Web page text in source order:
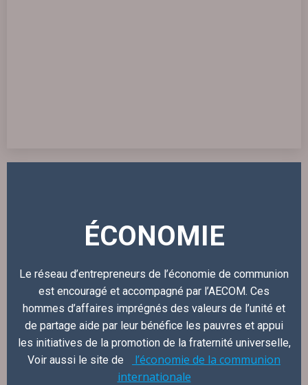
ÉCONOMIE
Le réseau d’entrepreneurs de l’économie de communion
est encouragé et accompagné par l’AECOM. Ces
hommes d’affaires imprégnés des valeurs de l’unité et
de partage aide par leur bénéfice les pauvres et appui
les initiatives de la promotion de la fraternité universelle,
Voir aussi le site de
l’économie de la communion
internationale